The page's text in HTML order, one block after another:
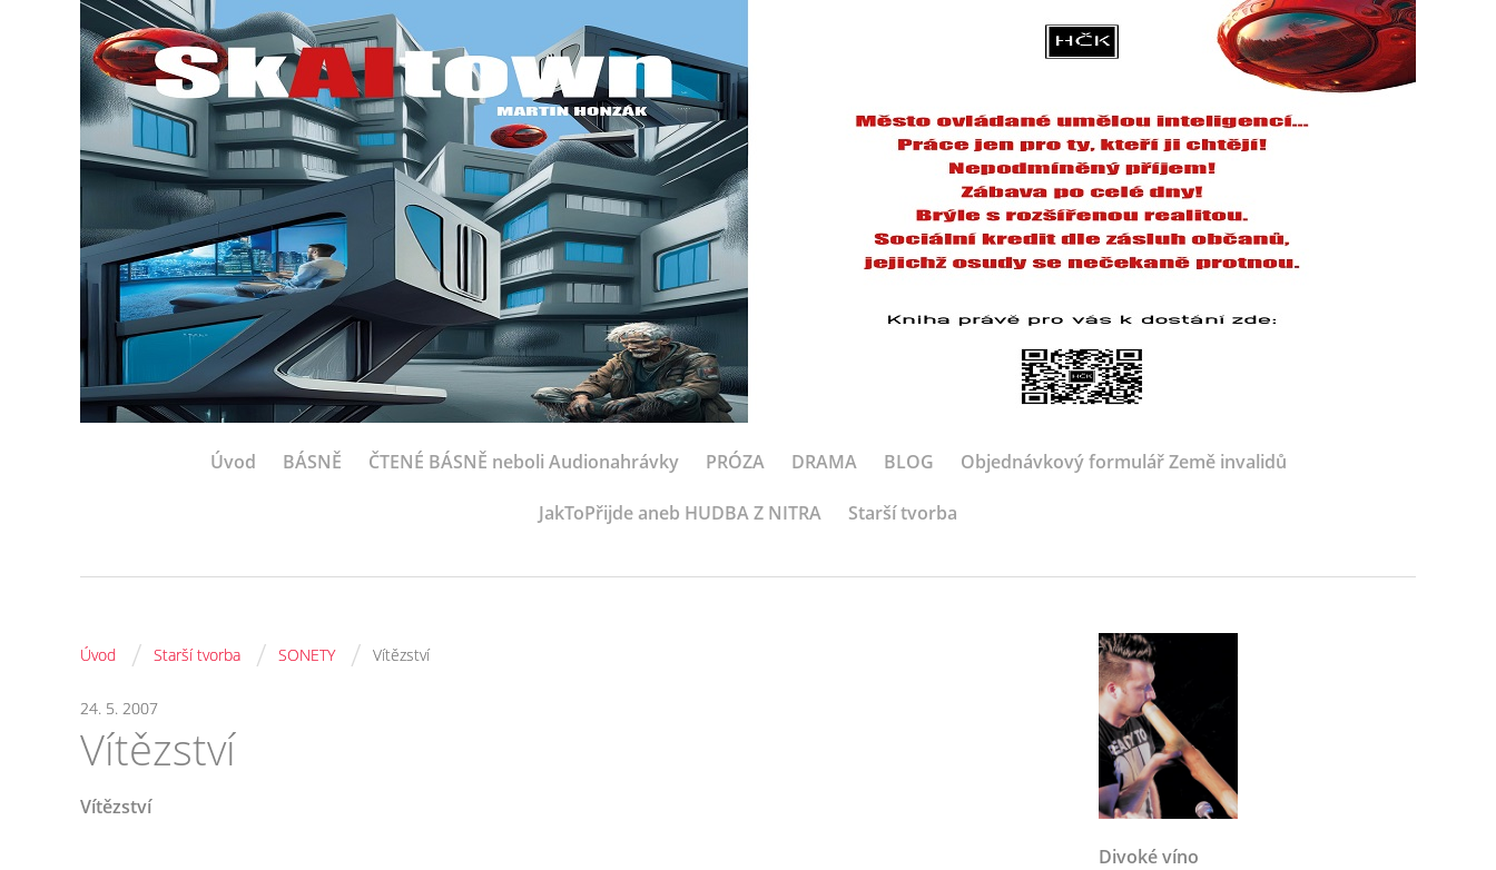
Úvod BÁSNĚ ČTENÉ BÁSNĚ neboli Audionahrávky PRÓZA DRAMA BLOG Objednávkový formulář Země invalidů
JakToPřijde aneb HUDBA Z NITRA Starší tvorba
Úvod / Starší tvorba / SONETY / Vítězství
24. 5. 2007
Vítězství
Vítězství
Divoké víno